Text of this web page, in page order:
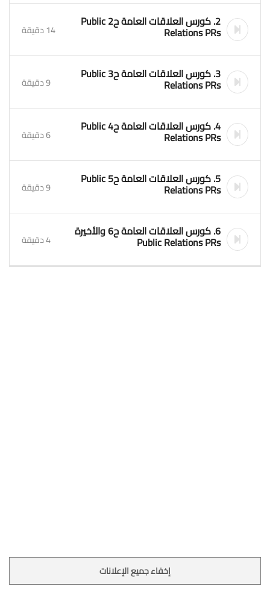
2. كورس العلاقات العامة ح2 Public
Relations PRs 14 دقيقة
3. كورس العلاقات العامة ح3 Public
Relations PRs 9 دقيقة
4. كورس العلاقات العامة ح4 Public
Relations PRs 6 دقيقة
5. كورس العلاقات العامة ح5 Public
Relations PRs 9 دقيقة
6. كورس العلاقات العامة ح6 والأخيرة
Public Relations PRs 4 دقيقة
إخفاء جميع الإعلانات